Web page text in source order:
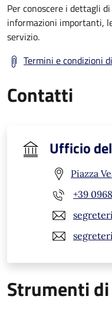
Per conoscere i dettagli
informazioni importanti,
servizio.
Termini e condizioni
Contatti
Ufficio
Piazza
+39
Strumenti